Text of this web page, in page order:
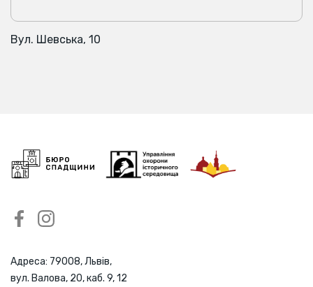
Вул. Шевська, 10
Адреса: 79008, Львів,
вул. Валова, 20, каб. 9, 12